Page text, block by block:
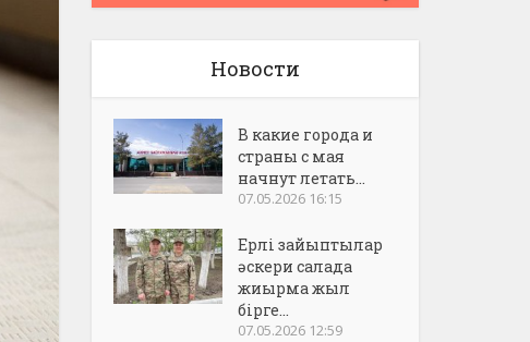
Новости
В какие города и
страны с мая
начнут летать...
07.05.2026 16:15
Ерлі зайыптылар
әскери салада
жиырма жыл
бірге...
07.05.2026 12:59